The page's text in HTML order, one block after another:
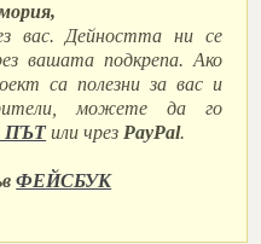
вас. Дейността ни се
вашата подкрепа. Ако
са полезни за вас и
можете да го
ПЪТили чрез PayPal.
ФЕЙСБУК